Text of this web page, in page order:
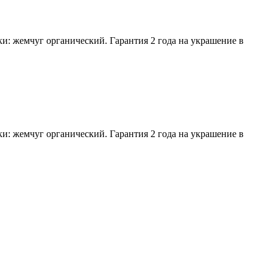
жемчуг органический. Гарантия 2 года на украшение в
жемчуг органический. Гарантия 2 года на украшение в